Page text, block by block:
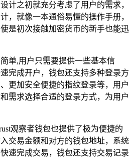
计之初就充分考虑了用户的需求，
，就像一本通俗易懂的操作手册，
是初次接触加密货币的新手也能迅
单,用户只需要提供一些基本信
完成开户，钱包还支持多种登录方
更加安全便捷的指纹登录等，用户
需求选择合适的登录方式，为用户
观察者钱包也提供了极为便捷的
交易金额和对方的钱包地址，系统
速完成交易，钱包还支持交易记录